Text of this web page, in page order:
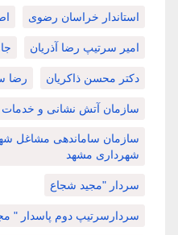
استاندار خراسان رضوی
امیر سرتیپ رضا آذریان
دکتر محسن ذاکریان رضا
سازمان آتش نشانی و
سازمان ساماندهی مشاغل
شهرداری مشهد
سردار "مجید شجاع
سردارسرتیپ دوم پاسدار "